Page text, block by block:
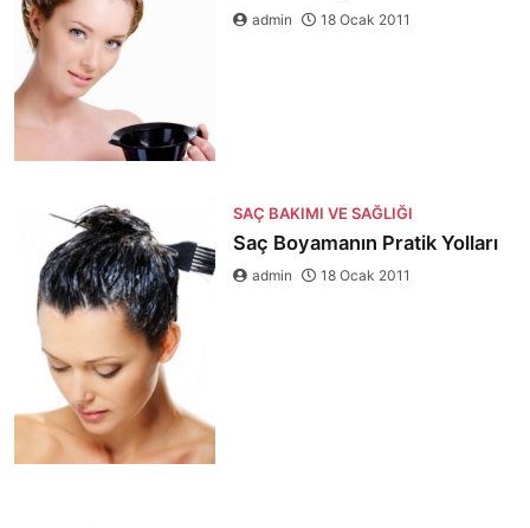
admin 18 Ocak 2011
SAÇ BAKIMI VE SAĞLIĞI
Saç Boyamanın Pratik Yolları
admin 18 Ocak 2011